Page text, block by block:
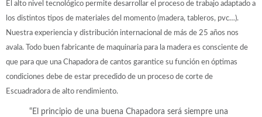
Ofertas y oportunidades
El alto nivel tecnológico permite desarrollar el proceso de trabajo adaptado a
los distintos tipos de materiales del momento (madera, tableros, pvc…).
Nuestra experiencia y distribución internacional de más de 25 años nos
avala. Todo buen fabricante de maquinaria para la madera es consciente de
que para que una Chapadora de cantos garantice su función en óptimas
condiciones debe de estar precedido de un proceso de corte de
Escuadradora de alto rendimiento.
“El principio de una buena Chapadora será siempre una